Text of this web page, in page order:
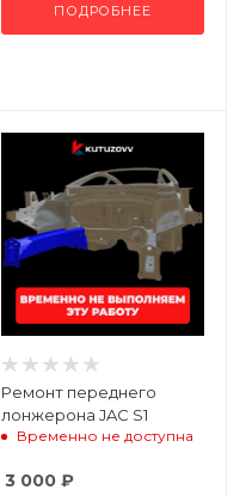
ПОДРОБНЕЕ
Ремонт переднего
лонжерона JAC S1
Временно не доступна
3 000₽